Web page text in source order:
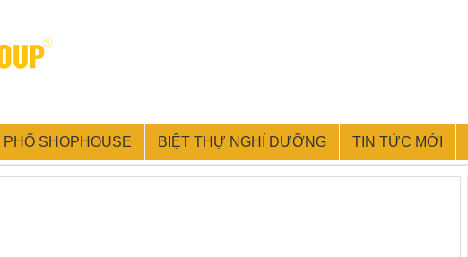
PHỐ SHOPHOUSE BIỆT THỰ NGHỈ DƯỠNG TIN TỨC MỚI